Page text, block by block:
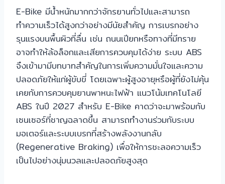
E-Bike มีน้ำหนักมากกว่าจักรยานทั่วไปและสามารถ
ทำความเร็วได้สูงกว่าอย่างมีนัยสำคัญ การเบรกอย่าง
รุนแรงบนพื้นผิวที่ลื่น เช่น ถนนเปียกหรือทางที่มีทราย
อาจทำให้ล้อล็อกและเสียการควบคุมได้ง่าย ระบบ ABS
จึงเข้ามามีบทบาทสำคัญในการเพิ่มความมั่นใจและความ
ปลอดภัยให้แก่ผู้ขับขี่ โดยเฉพาะผู้สูงอายุหรือผู้ที่ยังไม่คุ้น
เคยกับการควบคุมยานพาหนะไฟฟ้า แนวโน้มเทคโนโลยี
ABS ในปี 2027 สำหรับ E-Bike คาดว่าจะมาพร้อมกับ
เซนเซอร์ที่ชาญฉลาดขึ้น สามารถทำงานร่วมกับระบบ
มอเตอร์และระบบเบรกที่สร้างพลังงานกลับ
(Regenerative Braking) เพื่อให้การชะลอความเร็ว
เป็นไปอย่างนุ่มนวลและปลอดภัยสูงสุด